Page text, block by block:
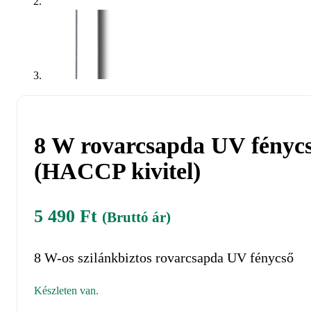
8 W rovarcsapda UV
(HACCP kivitel)
5 490 Ft (Bruttó ár)
8 W-os szilánkbiztos rovarcsapda UV fénycső
Készleten van.